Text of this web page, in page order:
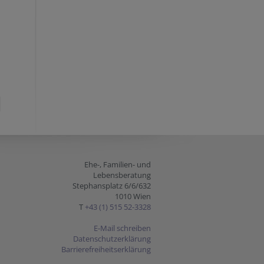
Ehe-, Familien- und
Lebensberatung
Stephansplatz 6/6/632
1010 Wien
T +43 (1) 515 52-3328
E-Mail schreiben
Datenschutzerklärung
Barrierefreiheitserklärung